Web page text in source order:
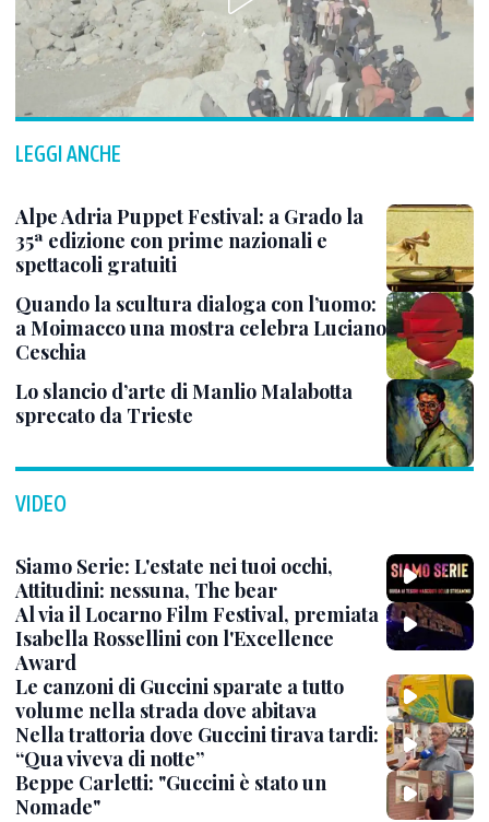
LEGGI ANCHE
Alpe Adria Puppet Festival: a Grado la
35ª edizione con prime nazionali e
spettacoli gratuiti
Quando la scultura dialoga con l’uomo:
a Moimacco una mostra celebra Luciano
Ceschia
Lo slancio d’arte di Manlio Malabotta
sprecato da Trieste
VIDEO
Siamo Serie: L'estate nei tuoi occhi,
Attitudini: nessuna, The bear
Al via il Locarno Film Festival, premiata
Isabella Rossellini con l'Excellence
Award
Le canzoni di Guccini sparate a tutto
volume nella strada dove abitava
Nella trattoria dove Guccini tirava tardi:
“Qua viveva di notte”
Beppe Carletti: "Guccini è stato un
Nomade"